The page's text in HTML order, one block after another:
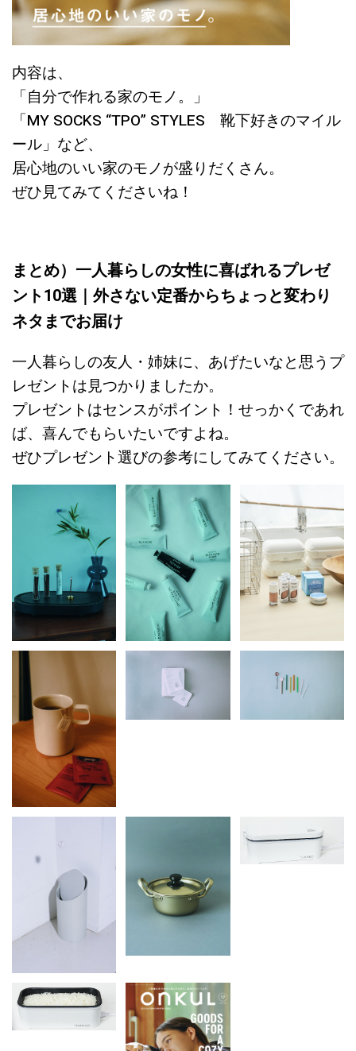
内容は、
「自分で作れる家のモノ。」
「MY SOCKS “TPO” STYLES 靴下好きのマイル
ール」など、
居心地のいい家のモノが盛りだくさん。
ぜひ見てみてくださいね！
まとめ）一人暮らしの女性に喜ばれるプレゼ
ント10選｜外さない定番からちょっと変わり
ネタまでお届け
一人暮らしの友人・姉妹に、あげたいなと思うプ
レゼントは見つかりましたか。
プレゼントはセンスがポイント！せっかくであれ
ば、喜んでもらいたいですよね。
ぜひプレゼント選びの参考にしてみてください。